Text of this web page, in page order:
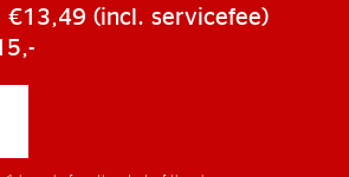
€13,49 (incl. servicefee)